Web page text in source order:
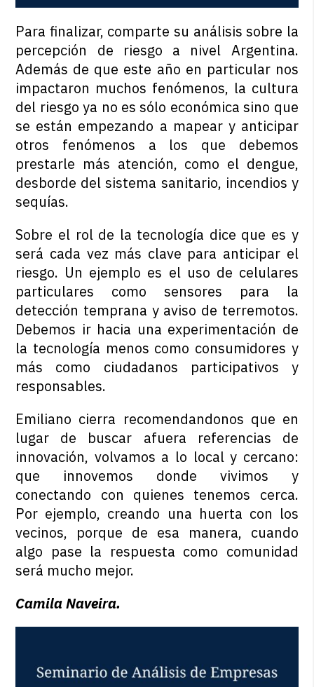
Para finalizar, comparte su análisis sobre la
percepción de riesgo a nivel Argentina.
Además de que este año en particular nos
impactaron muchos fenómenos, la cultura
del riesgo ya no es sólo económica sino que
se están empezando a mapear y anticipar
otros fenómenos a los que debemos
prestarle más atención, como el dengue,
desborde del sistema sanitario, incendios y
sequías.
Sobre el rol de la tecnología dice que es y
será cada vez más clave para anticipar el
riesgo. Un ejemplo es el uso de celulares
particulares como sensores para la
detección temprana y aviso de terremotos.
Debemos ir hacia una experimentación de
la tecnología menos como consumidores y
más como ciudadanos participativos y
responsables.
Emiliano cierra recomendandonos que en
lugar de buscar afuera referencias de
innovación, volvamos a lo local y cercano:
que innovemos donde vivimos y
conectando con quienes tenemos cerca.
Por ejemplo, creando una huerta con los
vecinos, porque de esa manera, cuando
algo pase la respuesta como comunidad
será mucho mejor.
Camila Naveira.